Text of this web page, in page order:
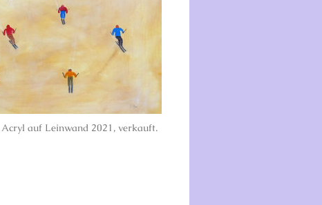
auf Leinwand 2021, verkauft.